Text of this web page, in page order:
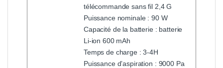
télécommande sans fil 2,4 G
Puissance nominale : 90 W
Capacité de la batterie : batterie
Li-ion 600 mAh
Temps de charge : 3-4H
Puissance d’aspiration : 9000 Pa